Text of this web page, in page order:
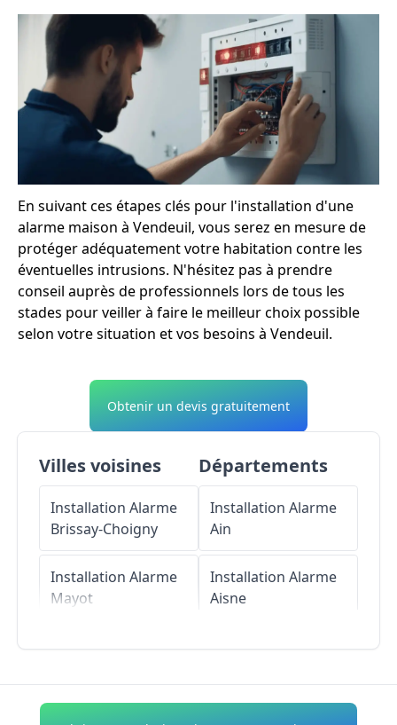
En suivant ces étapes clés pour l'installation d'une
alarme maison à Vendeuil, vous serez en mesure de
protéger adéquatement votre habitation contre les
éventuelles intrusions. N'hésitez pas à prendre
conseil auprès de professionnels lors de tous les
stades pour veiller à faire le meilleur choix possible
selon votre situation et vos besoins à Vendeuil.
Obtenir un devis gratuitement
Villes voisines
Installation Alarme
Brissay-Choigny
Installation Alarme
Mayot
Installation Alarme
Départements
Installation Alarme
Ain
Installation Alarme
Aisne
Installation Alarme